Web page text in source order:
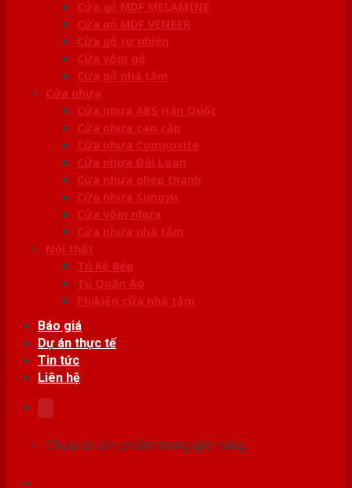
Cửa gỗ MDF MELAMINE
Cửa gỗ MDF VENEER
Cửa gỗ tự nhiên
Cửa vòm gỗ
Cửa gỗ nhà tắm
Cửa nhựa
Cửa nhựa ABS Hàn Quốc
Cửa nhựa cao cấp
Cửa nhựa Composite
Cửa nhựa Đài Loan
Cửa nhựa ghép thanh
Cửa nhựa Sungyu
Cửa vòm nhựa
Cửa nhựa nhà tắm
Nội thất
Tủ Kệ Bếp
Tủ Quần Áo
Phụ kiện cửa nhà tắm
Báo giá
Dự án thực tế
Tin tức
Liên hệ
Chưa có sản phẩm trong giỏ hàng.